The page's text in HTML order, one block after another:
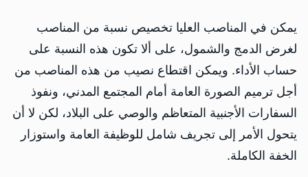
يمكن في المناصب العليا تخصيص نسبة من المناصب
لغرض الدمج والشمول، على ألا تكون هذه النسبة على
حساب الأداء. ويمكن اقتطاع نصيب من هذه المناصب من
أجل ترميم الصورة العامة أمام المجتمع المدني، ونفوذ
السفارات الأجنبية المتعاظم والوصي على البلاد، لكن لا أن
يتحول الأمر إلى تجريف شامل للوظيفة العامة واستوزار
الخفة الكاملة.